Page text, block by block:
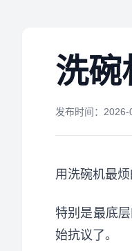
洗碗
发布时间：
用洗碗机最
特别是最底
始抗议了。